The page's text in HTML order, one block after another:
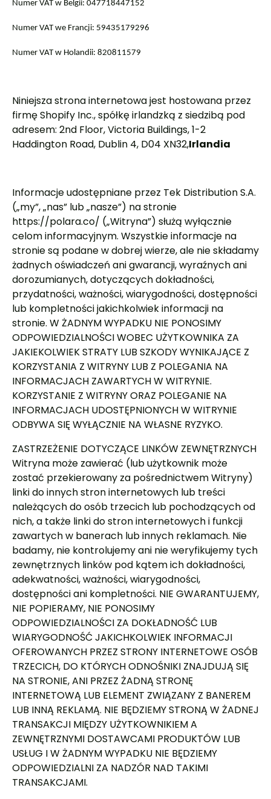
Numer VAT w Belgii: 047718447152
Numer VAT we Francji: 59435179296
Numer VAT w Holandii: 820811579
Niniejsza strona internetowa jest hostowana przez
firmę Shopify Inc.,spółkę irlandzką z siedzibą pod
adresem: 2nd Floor, Victoria Buildings, 1-2
Haddington Road, Dublin 4, D04 XN32,Irlandia
Informacje udostępniane przez Tek Distribution S.A.
(„my”, „nas” lub „nasze”) na stronie
https://polara.co/ („Witryna”) służą wyłącznie
celom informacyjnym. Wszystkie informacje na
stronie są podane w dobrej wierze, ale nie składamy
żadnych oświadczeń ani gwarancji, wyraźnych ani
dorozumianych, dotyczących dokładności,
przydatności, ważności, wiarygodności, dostępności
lub kompletności jakichkolwiek informacji na
stronie. W ŻADNYM WYPADKU NIE PONOSIMY
ODPOWIEDZIALNOŚCI WOBEC UŻYTKOWNIKA ZA
JAKIEKOLWIEK STRATY LUB SZKODY WYNIKAJĄCE Z
KORZYSTANIA Z WITRYNY LUB Z POLEGANIA NA
INFORMACJACH ZAWARTYCH W WITRYNIE.
KORZYSTANIE Z WITRYNY ORAZ POLEGANIE NA
INFORMACJACH UDOSTĘPNIONYCH W WITRYNIE
ODBYWA SIĘ WYŁĄCZNIE NA WŁASNE RYZYKO.
ZASTRZEŻENIE DOTYCZĄCE LINKÓW ZEWNĘTRZNYCH
Witryna może zawierać (lub użytkownik może
zostać przekierowany za pośrednictwem Witryny)
linki do innych stron internetowych lub treści
należących do osób trzecich lub pochodzących od
nich, a także linki do stron internetowych i funkcji
zawartych w banerach lub innych reklamach. Nie
badamy, nie kontrolujemy ani nie weryfikujemy tych
zewnętrznych linków pod kątem ich dokładności,
adekwatności, ważności, wiarygodności,
dostępności ani kompletności. NIE GWARANTUJEMY,
NIE POPIERAMY, NIE PONOSIMY
ODPOWIEDZIALNOŚCI ZA DOKŁADNOŚĆ LUB
WIARYGODNOŚĆ JAKICHKOLWIEK INFORMACJI
OFEROWANYCH PRZEZ STRONY INTERNETOWE OSÓB
TRZECICH, DO KTÓRYCH ODNOŚNIKI ZNAJDUJĄ SIĘ
NA STRONIE, ANI PRZEZ ŻADNĄ STRONĘ
INTERNETOWĄ LUB ELEMENT ZWIĄZANY Z BANEREM
LUB INNĄ REKLAMĄ. NIE BĘDZIEMY STRONĄ W ŻADNEJ
TRANSAKCJI MIĘDZY UŻYTKOWNIKIEM A
ZEWNĘTRZNYMI DOSTAWCAMI PRODUKTÓW LUB
USŁUG I W ŻADNYM WYPADKU NIE BĘDZIEMY
ODPOWIEDZIALNI ZA NADZÓR NAD TAKIMI
TRANSAKCJAMI.